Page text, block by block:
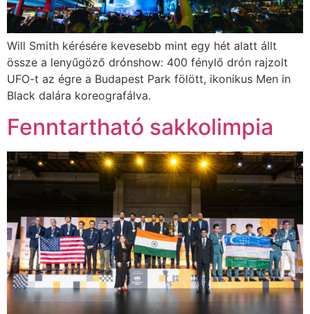
Will Smith kérésére kevesebb mint egy hét alatt állt
össze a lenyűgöző drónshow: 400 fénylő drón rajzolt
UFO-t az égre a Budapest Park fölött, ikonikus Men in
Black dalára koreografálva.
Fenntartható sakkolimpia